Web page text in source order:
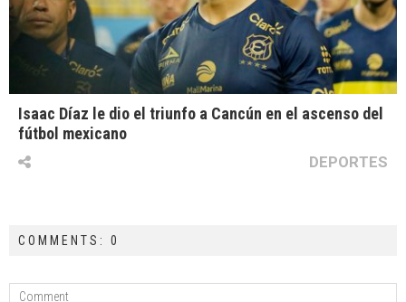
Isaac Díaz le dio el triunfo a Cancún en el ascenso del
fútbol mexicano
DEPORTES
COMMENTS: 0